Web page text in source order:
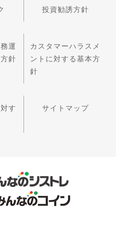
投資勧誘方針
運
針
カスタマーハラスメ
ントに対する基本方
針
す
サイトマップ